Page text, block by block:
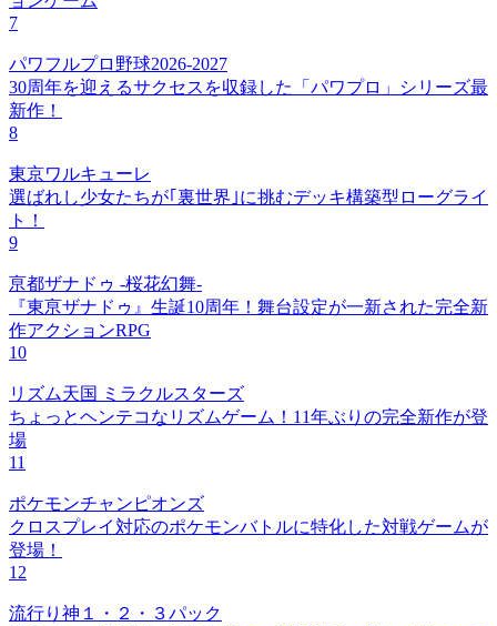
7
パワフルプロ野球2026-2027
30周年を迎えるサクセスを収録した「パワプロ」シリーズ最
新作！
8
東京ワルキューレ
選ばれし少女たちが｢裏世界｣に挑むデッキ構築型ローグライ
ト！
9
亰都ザナドゥ -桜花幻舞-
『東亰ザナドゥ』生誕10周年！舞台設定が一新された完全新
作アクションRPG
10
リズム天国 ミラクルスターズ
ちょっとヘンテコなリズムゲーム！11年ぶりの完全新作が登
場
11
ポケモンチャンピオンズ
クロスプレイ対応のポケモンバトルに特化した対戦ゲームが
登場！
12
流行り神１・２・３パック